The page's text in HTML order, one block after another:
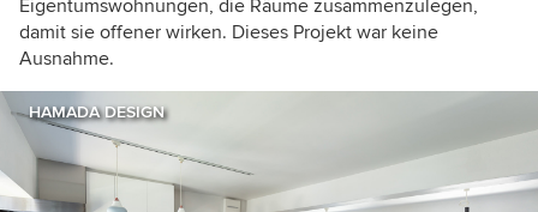
Eigentumswohnungen, die Räume zusammenzulegen,
damit sie offener wirken. Dieses Projekt war keine
Ausnahme.
HAMADA DESIGN